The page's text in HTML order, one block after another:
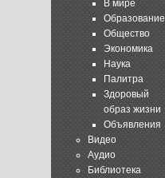
В мире
Образование
Общество
Экономика
Наука
Палитра
Здоровый
образ жизни
Объявления
Видео
Аудио
Библиотека